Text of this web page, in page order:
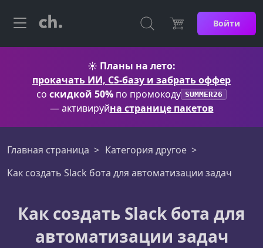
Войти
☀️ Планы на лето:
прокачать ИИ, CS-базу и забрать оффер
со скидкой 50% по промокоду SUMMER26
— активируйна странице пакетов
Главная страница
Категория другое
Как создать Slack бота для автоматизации задач
Как создать Slack бота для
автоматизации задач